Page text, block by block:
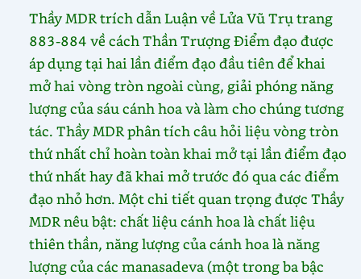
Thầy MDR trích dẫn Luận về Lửa Vũ Trụ trang
883-884 về cách Thần Trượng Điểm đạo được
áp dụng tại hai lần điểm đạo đầu tiên để khai
mở hai vòng tròn ngoài cùng, giải phóng năng
lượng của sáu cánh hoa và làm cho chúng tương
tác. Thầy MDR phân tích câu hỏi liệu vòng tròn
thứ nhất chỉ hoàn toàn khai mở tại lần điểm đạo
thứ nhất hay đã khai mở trước đó qua các điểm
đạo nhỏ hơn. Một chi tiết quan trọng được Thầy
MDR nêu bật: chất liệu cánh hoa là chất liệu
thiên thần, năng lượng của cánh hoa là năng
lượng của các manasadeva (một trong ba bậc